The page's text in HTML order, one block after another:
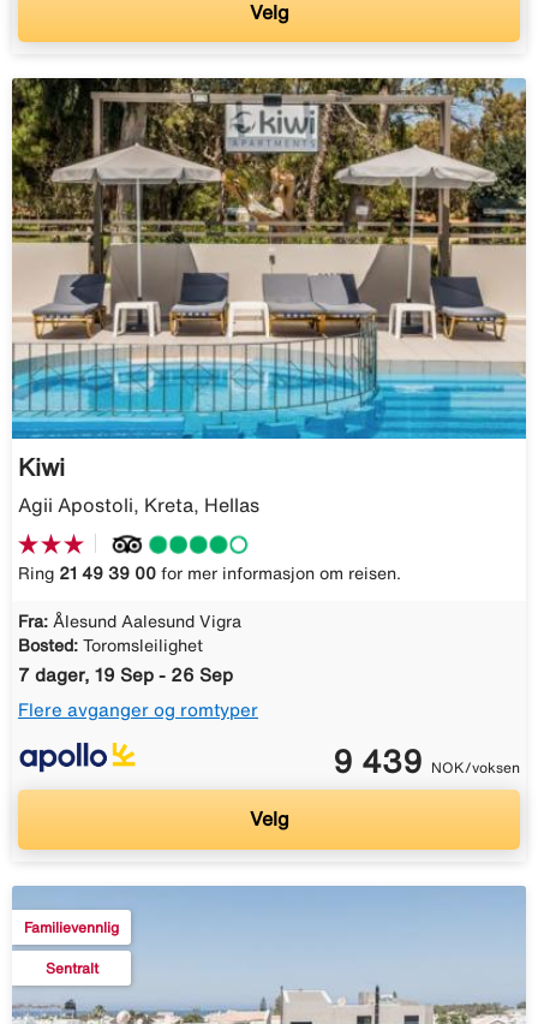
Velg
Kiwi
Agii Apostoli, Kreta, Hellas
Ring 21 49 39 00 for mer informasjon om reisen.
Fra: Ålesund Aalesund Vigra
Bosted: Toromsleilighet
7 dager, 19 Sep - 26 Sep
Flere avganger og romtyper
9 439 NOK/voksen
Velg
Familievennlig
Sentralt